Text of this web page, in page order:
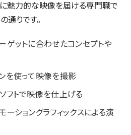
魅力的な映像を届ける専門職で
通りです。
ーゲットに合わせたコンセプトや
を使って映像を撮影
フトで映像を仕上げる
ーショングラフィックスによる演